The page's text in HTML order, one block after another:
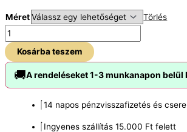
Méret Törlés
Kosárba teszem
🚚A rendeléseket 1-3 munkanapon
14 napos pénzvisszafizetés és
Ingyenes szállítás 15.000 Ft felett